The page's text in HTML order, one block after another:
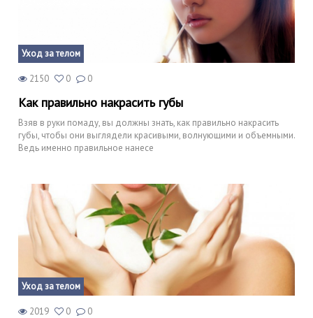
Уход за телом
2150 0 0
Как правильно накрасить губы
Взяв в руки помаду, вы должны знать, как правильно накрасить
губы, чтобы они выглядели красивыми, волнующими и объемными.
Ведь именно правильное нанесе
Уход за телом
2019 0 0